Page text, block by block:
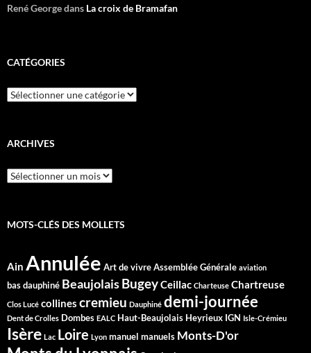
René Georgedans La croix de Bramafan
CATÉGORIES
Catégories
ARCHIVES
Archives
MOTS-CLÉS DES MOLLETS
Ain Annulée Art de vivreAssemblée Générale aviation
bas dauphiné BeaujolaisBugeyCeillac Charteuse Chartreuse
Clos Lucé collines cremieu Dauphiné demi-journée
Dent de Crolles Dombes EALC Haut-Beaujolais Heyrieux IGN Isle-Crémieu
Isère Lac Loire Lyon manuel manuels Monts-D'or